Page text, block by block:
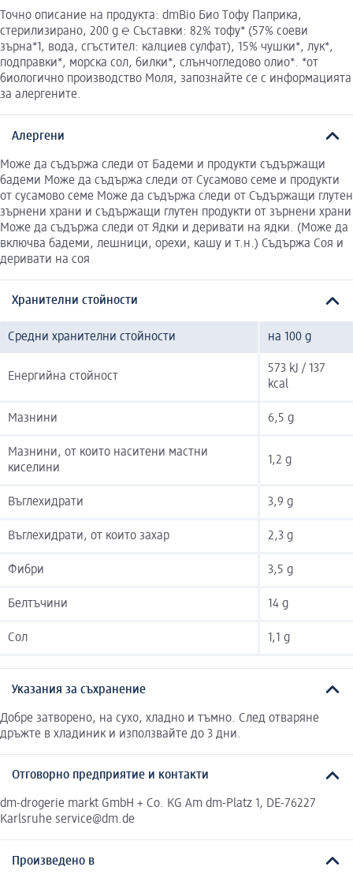
Точно описание на продукта: dmBio Био Tофу Паприка,
стерилизирано, 200 g ℮ Съставки: 82% тофу* (57% соеви
зърна*1, вода, сгъстител: калциев сулфат), 15% чушки*, лук*,
подправки*, морска сол, билки*, слънчогледово олио*. *от
биологично производство Моля, запознайте се с информацията
за алергените.
Алергени
Може да съдържа следи от Бадеми и продукти съдържащи
бадеми Може да съдържа следи от Сусамово семе и продукти
от сусамово семе Може да съдържа следи от Съдържащи глутен
зърнени храни и съдържащи глутен продукти от зърнени храни
Може да съдържа следи от Ядки и деривати на ядки. (Може да
включва бадеми, лешници, орехи, кашу и т.н.) Съдържа Соя и
деривати на соя
Хранителни стойности
Средни хранителни стойности на 100 g
Енергийна стойност
573 kJ / 137
kcal
Мазнини 6,5 g
Мазнини, от които наситени мастни
киселини
1,2 g
Въглехидрати 3,9 g
Въглехидрати, от които захар 2,3 g
Фибри 3,5 g
Белтъчини 14 g
Сол 1,1 g
Указания за съхранение
Добре затворено, на сухо, хладно и тъмно. След отваряне
дръжте в хладиник и използвайте до 3 дни.
Отговорно предприятие и контакти
dm-drogerie markt GmbH + Co. KG Am dm-Platz 1, DE-76227
Karlsruhe service@dm.de
Произведено в